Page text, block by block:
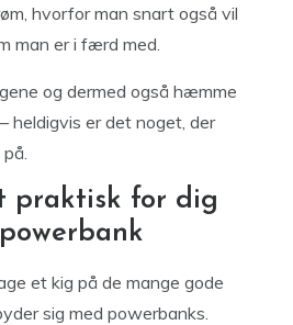
hvorfor man snart også vil
man er i færd med.
og dermed også hæmme
heldigvis er det noget, der
praktisk for dig
et kig på de mange gode
sig med powerbanks.